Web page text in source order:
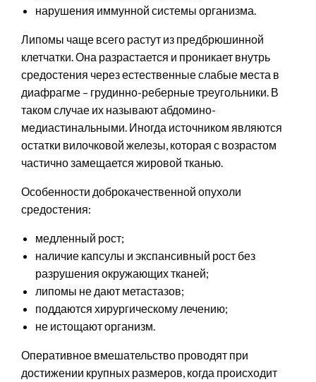
нарушения иммунной системы организма.
Липомы чаще всего растут из предбрюшинной
клетчатки. Она разрастается и проникает внутрь
средостения через естественные слабые места в
диафрагме – грудинно-реберные треугольники. В
таком случае их называют абдомино-
медиастинальными. Иногда источником являются
остатки вилочковой железы, которая с возрастом
частично замещается жировой тканью.
Особенности доброкачественной опухоли
средостения:
медленный рост;
наличие капсулы и экспансивный рост без
разрушения окружающих тканей;
липомы не дают метастазов;
поддаются хирургическому лечению;
не истощают организм.
Оперативное вмешательство проводят при
достижении крупных размеров, когда происходит